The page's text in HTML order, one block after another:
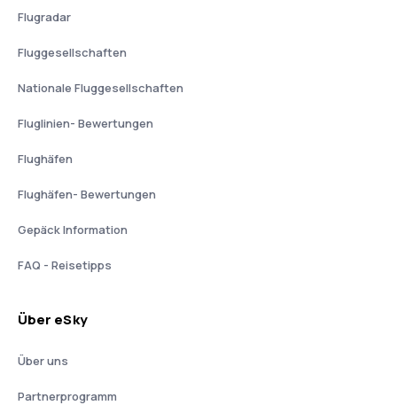
Flugradar
Fluggesellschaften
Nationale Fluggesellschaften
Fluglinien- Bewertungen
Flughäfen
Flughäfen- Bewertungen
Gepäck Information
FAQ - Reisetipps
Über eSky
Über uns
Partnerprogramm